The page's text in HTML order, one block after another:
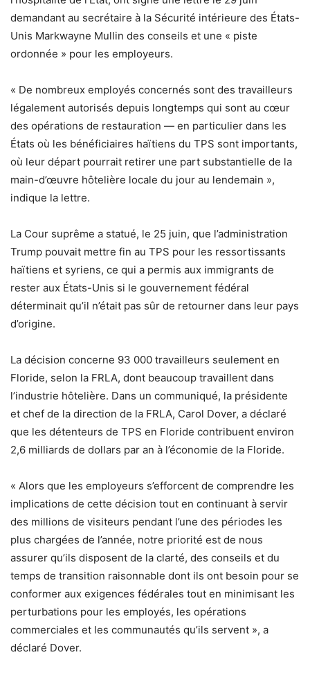
demandant au secrétaire à la Sécurité intérieure des États-
Unis Markwayne Mullin des conseils et une « piste
ordonnée » pour les employeurs.
« De nombreux employés concernés sont des travailleurs
légalement autorisés depuis longtemps qui sont au cœur
des opérations de restauration — en particulier dans les
États où les bénéficiaires haïtiens du TPS sont importants,
où leur départ pourrait retirer une part substantielle de la
main-d’œuvre hôtelière locale du jour au lendemain »,
indique la lettre.
La Cour suprême a statué, le 25 juin, que l’administration
Trump pouvait mettre fin au TPS pour les ressortissants
haïtiens et syriens, ce qui a permis aux immigrants de
rester aux États-Unis si le gouvernement fédéral
déterminait qu’il n’était pas sûr de retourner dans leur pays
d’origine.
La décision concerne 93 000 travailleurs seulement en
Floride, selon la FRLA, dont beaucoup travaillent dans
l’industrie hôtelière. Dans un communiqué, la présidente
et chef de la direction de la FRLA, Carol Dover, a déclaré
que les détenteurs de TPS en Floride contribuent environ
2,6 milliards de dollars par an à l’économie de la Floride.
« Alors que les employeurs s’efforcent de comprendre les
implications de cette décision tout en continuant à servir
des millions de visiteurs pendant l’une des périodes les
plus chargées de l’année, notre priorité est de nous
assurer qu’ils disposent de la clarté, des conseils et du
temps de transition raisonnable dont ils ont besoin pour se
conformer aux exigences fédérales tout en minimisant les
perturbations pour les employés, les opérations
commerciales et les communautés qu’ils servent », a
déclaré Dover.